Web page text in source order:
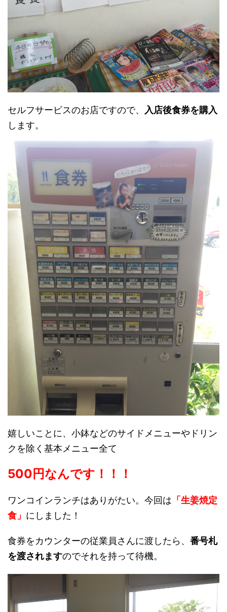
セルフサービスのお店ですので、
入店後食券を購入
します。
嬉しいことに、小鉢などのサイドメニューやドリン
クを除く基本メニュー全て
500円なんです！！！
ワンコインランチはありがたい。今回は 「生姜焼定
食」 にしました！
食券をカウンターの従業員さんに渡したら、 番号札
を渡されますのでそれを持って待機。